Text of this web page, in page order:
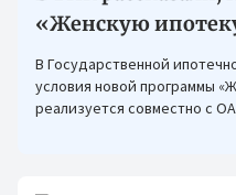
«Женскую
В Государственной
условия новой программы
реализуется совместно с